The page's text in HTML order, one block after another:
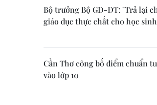
Bộ trưởng Bộ GD-ĐT: "Trả lại
giáo dục thực chất cho học
Cần Thơ công bố điểm chuẩn
vào lớp 10